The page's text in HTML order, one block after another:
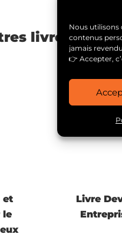
Nous utilisons
contenus
jamais
👉 Accepter,
livres
et
le
Livre